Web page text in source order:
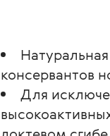
консервантов
Для